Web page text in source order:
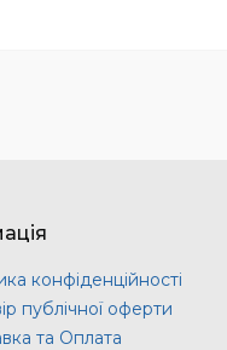
конфіденційності
публічної оферти
та Оплата